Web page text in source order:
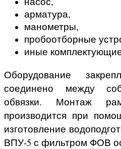
арматура,
манометры,
пробоотборные
иные
Оборудование
соединено между
обвязки. Монтаж
производится при
изготовление
ВПУ-5 с фильтром ФОВ